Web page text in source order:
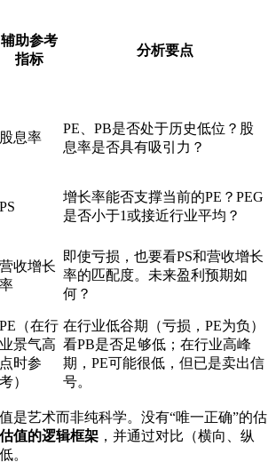
辅助参考
指标
分析要点
股息率
PE、PB是否处于历史低位？股
息率是否具有吸引力？
PS
增长率能否支撑当前的PE？PEG
是否小于1或接近行业平均？
营收增长
率
即使亏损，也要看PS和营收增长
率的匹配度。未来盈利预期如
何？
PE（在行
业景气高
点时参
考）
在行业低谷期（亏损，PE为负）
看PB是否足够低；在行业高峰
期，PE可能很低，但已是卖出信
号。
值是艺术而非纯科学。没有“唯一正确”的估
值的逻辑框架 ，并通过对比（横向、纵
。